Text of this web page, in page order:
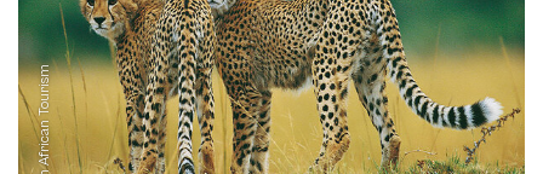
South African Tourism